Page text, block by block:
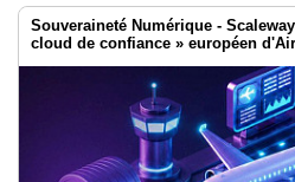
Souveraineté Numérique -
cloud de confiance » européen